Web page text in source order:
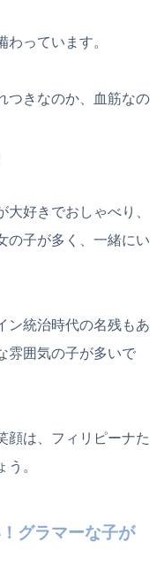
っています。
つきなのか、血筋なの
好きでおしゃべり、
の子が多く、一緒にい
ン統治時代の名残もあ
雰囲気の子が多いで
顔は、フィリピーナた
。
グラマーな子が